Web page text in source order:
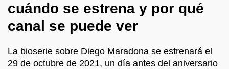
cuándo se estrena y por qué
canal se puede ver
La bioserie sobre Diego Maradona se estrenará el
29 de octubre de 2021, un día antes del aniversario